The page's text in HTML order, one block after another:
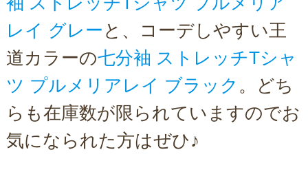
レイ グレー と、コーデしやすい王
道カラーの七分袖 ストレッチTシャ
ツ プルメリアレイ ブラック 。どち
らも在庫数が限られていますのでお
気になられた方はぜひ♪